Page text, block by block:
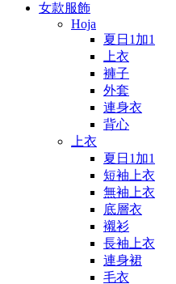
女款服飾
Hoja
夏日1加1
上衣
褲子
外套
連身衣
背心
上衣
夏日1加1
短袖上衣
無袖上衣
底層衣
襯衫
長袖上衣
連身裙
毛衣